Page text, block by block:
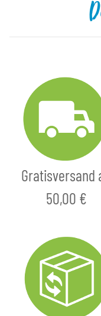
Gratisversand
50,00 €